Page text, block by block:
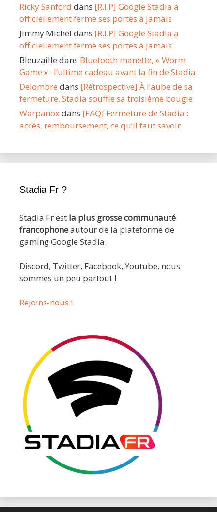
Ricky Sanford dans [R.I.P] Google Stadia a
officiellement fermé ses portes à jamais
Jimmy Michel dans [R.I.P] Google Stadia a
officiellement fermé ses portes à jamais
Bleuzaille dans Bluetooth manette, « Worm
Game » : l’ultime cadeau avant la fin de Stadia
Delombre dans [Rétrospective] À l’aube de sa
fermeture, Stadia souffle sa troisième bougie
Warpanoxdans [FAQ] Fermeture de Stadia :
accès, remboursement, ce qu’il faut savoir
Stadia Fr ?
Stadia Fr est la plus grosse communauté
francophoneautour de la plateforme de
gaming Google Stadia.
Discord, Twitter, Facebook, Youtube, nous
sommes un peu partout !
Rejoins-nous !